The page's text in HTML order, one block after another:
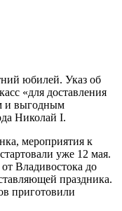
юбилей. Указ об
«для доставления
и выгодным
Николай I.
мероприятия к
уже 12 мая.
Владивостока до
праздника.
приготовили